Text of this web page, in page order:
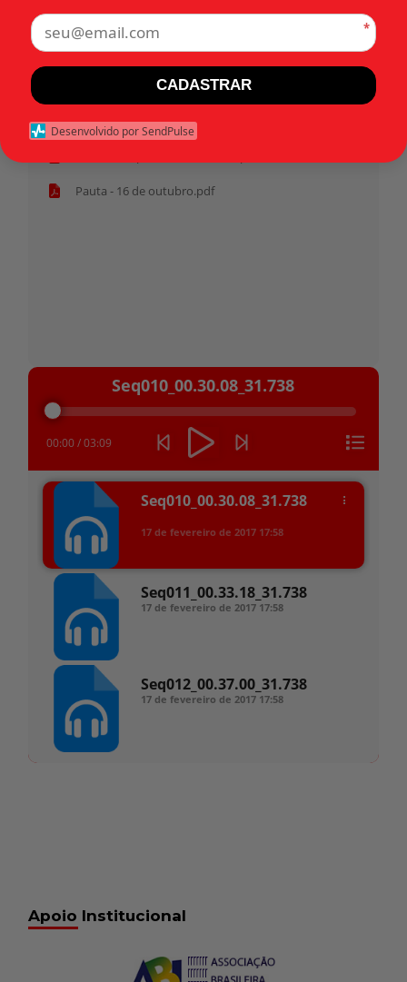
Tags:
Início
Pauta - 16 de outubro.pdf
Tocador
áudio
Seq010_00.30.08_31.738
00:00 /03:09
Seq010_00.30.08_31.738
17 de fevereiro de 2017 17:58
Seq011_00.33.18_31.738
17 de fevereiro de 2017 17:58
Seq012_00.37.00_31.738
17 de fevereiro de 2017 17:58
Apoio Institucional
*
CADASTRAR
Desenvolvido por SendPulse